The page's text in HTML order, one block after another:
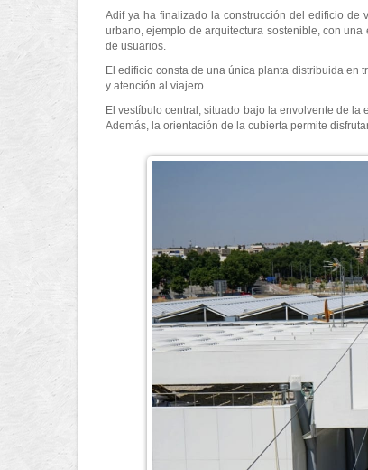
Adif ya ha finalizado la construcción del edificio de
urbano, ejemplo de arquitectura sostenible, con
de usuarios.
El edificio consta de una única planta distribuida en
y atención al viajero.
El vestíbulo central, situado bajo la envolvente de la
Además, la orientación de la cubierta permite